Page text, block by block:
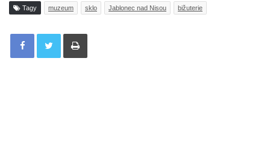
Tagy muzeum sklo Jablonec nad Nisou bižuterie
Tisknout